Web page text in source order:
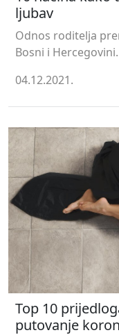
ljubav
Odnos roditelja
Bosni i
04.12.2021.
Top 10
putovanje